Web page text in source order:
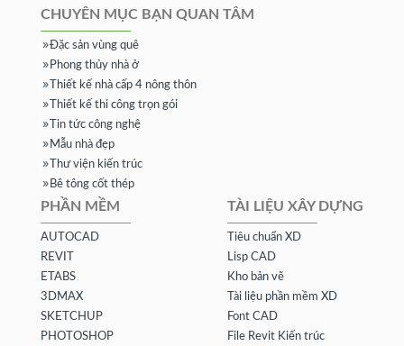
CHUYÊN MỤC BẠN QUAN TÂM
Đặc sản vùng quê
Phong thủy nhà ở
Thiết kế nhà cấp 4 nông thôn
Thiết kế thi công trọn gói
Tin tức công nghệ
Mẫu nhà đẹp
Thư viện kiến trúc
Bê tông cốt thép
PHẦN MỀM
AUTOCAD
REVIT
ETABS
3DMAX
SKETCHUP
PHOTOSHOP
TÀI LIỆU XÂY DỰNG
Tiêu chuẩn XD
Lisp CAD
Kho bản vẽ
Tài liệu phần mềm XD
Font CAD
File Revit Kiến trúc